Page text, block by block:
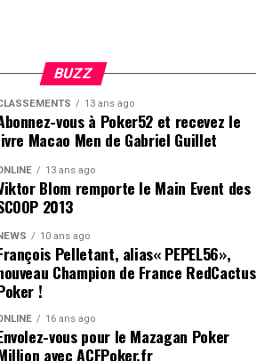
par Logghe au centre
BUZZ
13 ans ago
vous à Poker52 et recevez le
Macao Men de Gabriel Guillet
13 ans ago
Blom remporte le Main Event des
2013
10 ans ago
Pelletant, alias« PEPEL56»,
Champion de France RedCactus
!
16 ans ago
vous pour le Mazagan Poker
avec ACFPoker.fr